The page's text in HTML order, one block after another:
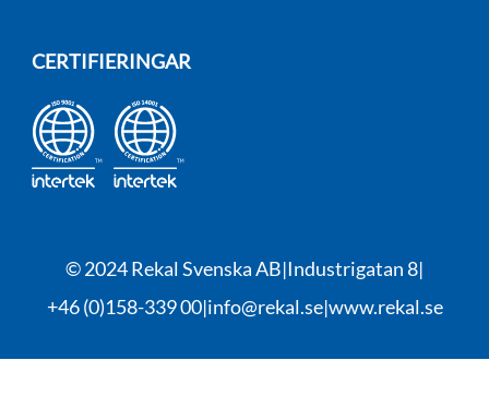
CERTIFIERINGAR
© 2024 Rekal Svenska AB Industrigatan 8
+46 (0)158-339 00 info@rekal.se www.rekal.se